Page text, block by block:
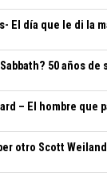
El día que le di la
50 años de
– El hombre que
otro Scott